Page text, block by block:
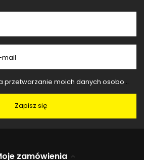
mail
(adres e-mail) na potrzeby wysyłki newslettera z informacją handlową (marketing). Więcej w
Zapisz się
zamówienia